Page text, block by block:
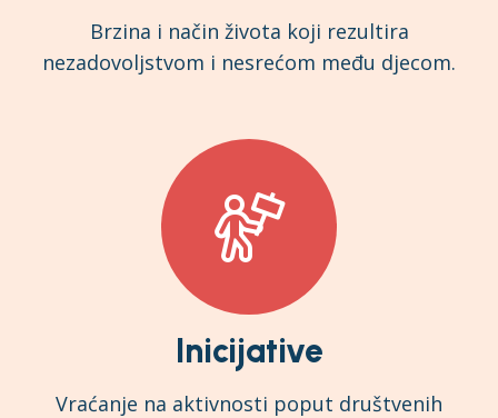
Brzina i način života koji rezultira
nezadovoljstvom i nesrećom među djecom.
Inicijative
Vraćanje na aktivnosti poput društvenih